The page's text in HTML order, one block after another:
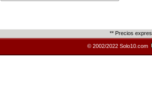
** Precios
© 2002/2022 Solo10.com